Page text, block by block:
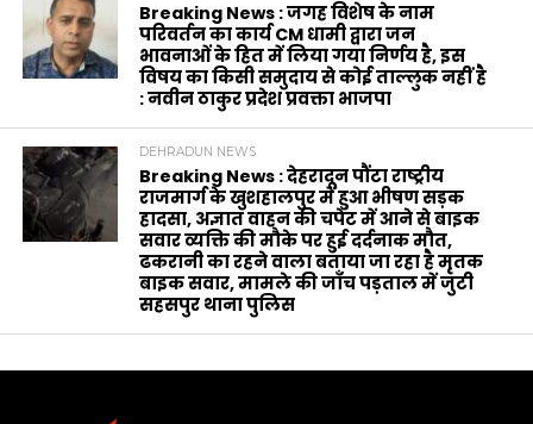
Breaking News : जगह विशेष के नाम
परिवर्तन का कार्य CM धामी द्वारा जन
भावनाओं के हित में लिया गया निर्णय है, इस
विषय का किसी समुदाय से कोई ताल्लुक नहीं है
: नवीन ठाकुर प्रदेश प्रवक्ता भाजपा
DEHRADUN NEWS
Breaking News : देहरादून पौंटा राष्ट्रीय
राजमार्ग के खुशहालपुर में हुआ भीषण सड़क
हादसा, अज्ञात वाहन की चपेट में आने से बाइक
सवार व्यक्ति की मौके पर हुई दर्दनाक मौत,
ढकरानी का रहने वाला बताया जा रहा है मृतक
बाइक सवार, मामले की जाँच पड़ताल में जुटी
सहसपुर थाना पुलिस